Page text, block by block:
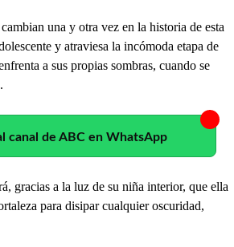
una y otra vez en la historia de esta
y atraviesa la incómoda etapa de
a sus propias sombras, cuando se
canal de ABC en WhatsApp
gracias a la luz de su niña interior, que ella
para disipar cualquier oscuridad,